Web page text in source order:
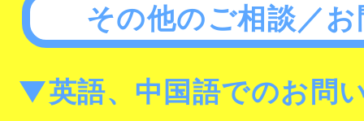
その他のご相談／
▼英語、中国語でのお問